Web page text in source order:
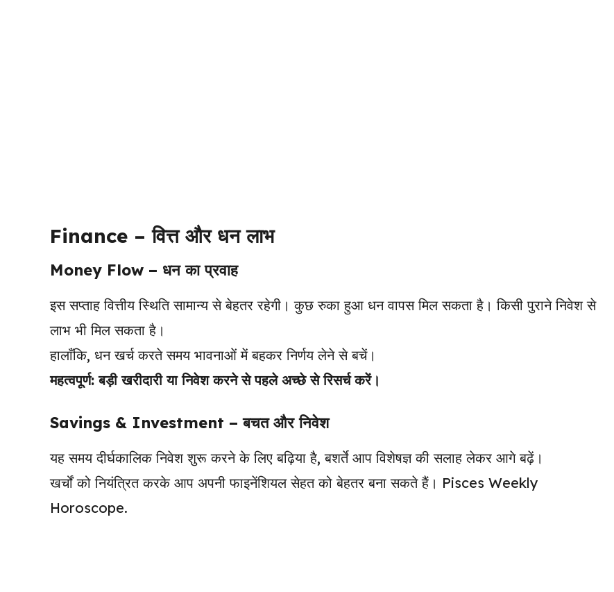
Finance – वित्त और धन लाभ
Money Flow – धन का प्रवाह
इस सप्ताह वित्तीय स्थिति सामान्य से बेहतर रहेगी। कुछ रुका हुआ धन वापस मिल सकता है। किसी पुराने निवेश से
लाभ भी मिल सकता है।
हालाँकि, धन खर्च करते समय भावनाओं में बहकर निर्णय लेने से बचें।
महत्वपूर्ण: बड़ी खरीदारी या निवेश करने से पहले अच्छे से रिसर्च करें।
Savings & Investment – बचत और निवेश
यह समय दीर्घकालिक निवेश शुरू करने के लिए बढ़िया है, बशर्ते आप विशेषज्ञ की सलाह लेकर आगे बढ़ें।
खर्चों को नियंत्रित करके आप अपनी फाइनेंशियल सेहत को बेहतर बना सकते हैं। Pisces Weekly
Horoscope.